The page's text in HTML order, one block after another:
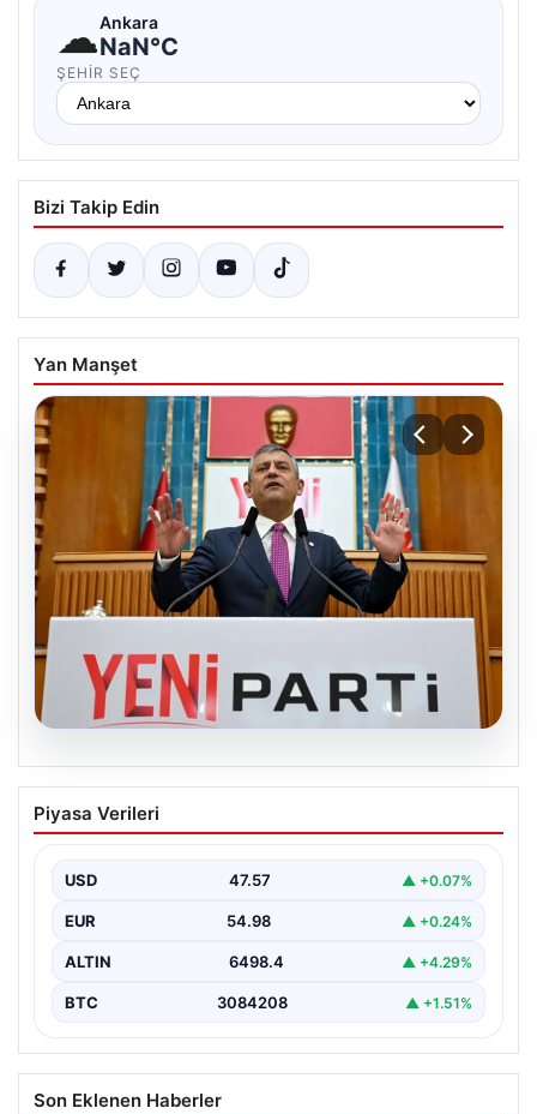
☁Ankara
NaN°C
ŞEHIR SEÇ
Bizi Takip Edin
Yan Manşet
05.08.2026
Özgür Özel’den Türkiye’nin Tüm
Demokratlarına Yeni Parti Çağrısı
Meclis’te gerçekleştirdiği ilk grup toplantısında önemli
açıklamalarda…
Piyasa Verileri
USD 47.57 ▲ +0.07%
EUR 54.98 ▲ +0.24%
ALTIN 6498.4 ▲ +4.29%
BTC 3084208 ▲ +1.51%
Son Eklenen Haberler